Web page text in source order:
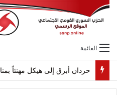
القائمة
حردان أبرق إلى هيكل مهنئاً